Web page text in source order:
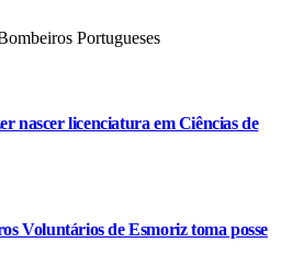
nascer licenciatura em Ciências de
Voluntários de Esmoriz toma posse